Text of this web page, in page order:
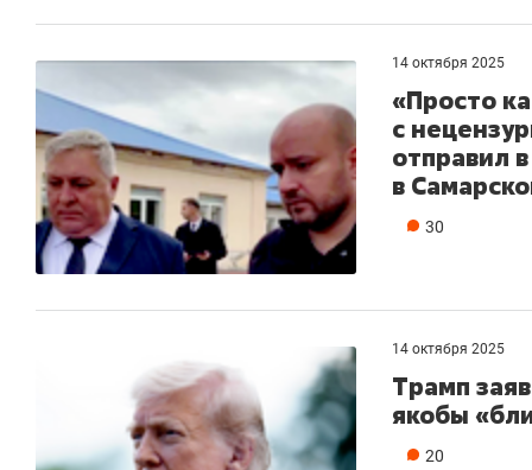
14 октября 2025
«Просто
с
отправил
в
30
14 октября 2025
Трамп
якобы
20
Рекомендуем Рекомендуем